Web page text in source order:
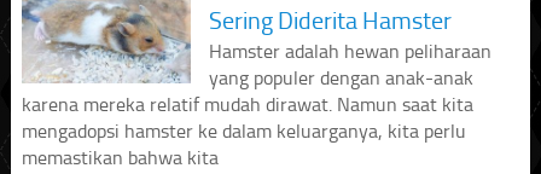
Sering Diderita Hamster
Hamster adalah hewan peliharaan
yang populer dengan anak-anak
karena mereka relatif mudah dirawat. Namun saat kita
mengadopsi hamster ke dalam keluarganya, kita perlu
memastikan bahwa kita